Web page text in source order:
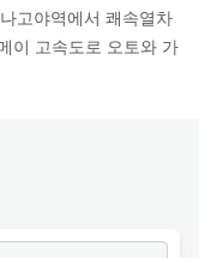
고야역에서 쾌속열차
이 고속도로 오토와 가